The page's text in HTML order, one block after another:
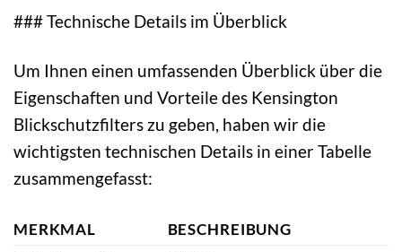
### Technische Details im Überblick
Um Ihnen einen umfassenden Überblick über die
Eigenschaften und Vorteile des Kensington
Blickschutzfilters zu geben, haben wir die
wichtigsten technischen Details in einer Tabelle
zusammengefasst:
MERKMAL
BESCHREIBUNG